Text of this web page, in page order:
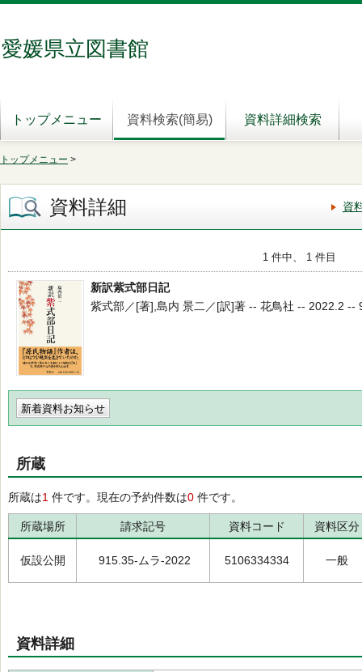
愛媛県立図書館
トップメニュー 資料検索(簡易) 資料詳細検索
トップメニュー >
資料詳細 資
1 件中、 1 件目
新訳紫式部日記
紫式部／[著],島内 景二／[訳]著 -- 花鳥社 -- 2022.2 --
新着資料お知らせ
所蔵
所蔵は1 件です。現在の予約件数は0 件です。
所蔵場所 請求記号 資料コード 資料区分
仮設公開 915.35-ムラ-2022 5106334334 一般
資料詳細